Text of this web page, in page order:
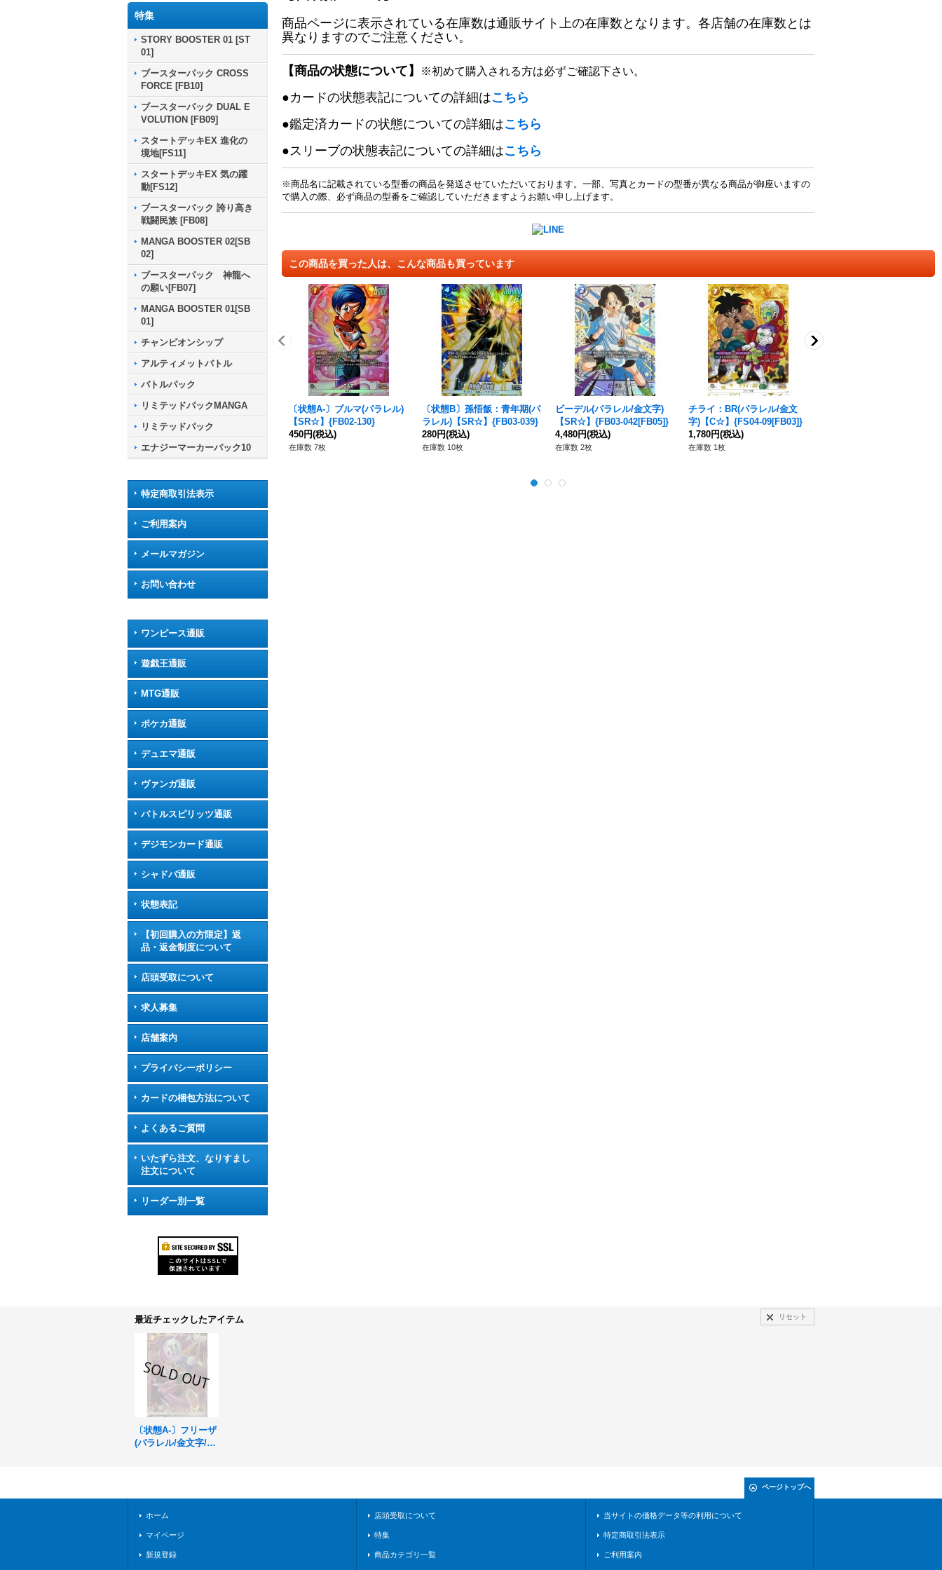
特集
STORY BOOSTER 01 [ST
01]
ブースターパック CROSS
FORCE [FB10]
ブースターパック DUAL E
VOLUTION [FB09]
スタートデッキEX 進化の
境地[FS11]
スタートデッキEX 気の躍
動[FS12]
ブースターパック 誇り高き
戦闘民族 [FB08]
MANGA BOOSTER 02[SB
02]
ブースターパック 神龍へ
の願い[FB07]
MANGA BOOSTER 01[SB
01]
チャンピオンシップ
アルティメットバトル
バトルパック
リミテッドパックMANGA
リミテッドパック
エナジーマーカーパック10
特定商取引法表示
ご利用案内
メールマガジン
お問い合わせ
ワンピース通販
遊戯王通販
MTG通販
ポケカ通販
デュエマ通販
ヴァンガ通販
バトルスピリッツ通販
デジモンカード通販
シャドバ通販
状態表記
【初回購入の方限定】返
品・返金制度について
店頭受取について
求人募集
店舗案内
プライバシーポリシー
カードの梱包方法について
よくあるご質問
いたずら注文、なりすまし
注文について
リーダー別一覧
商品ページに表示されている在庫数は通販サイト上の在庫数となります。各店舗の在庫数とは
異なりますのでご注意ください。
【商品の状態について】 ※初めて購入される方は必ずご確認下さい。
●カードの状態表記についての詳細はこちら
●鑑定済カードの状態についての詳細はこちら
●スリーブの状態表記についての詳細はこちら
※商品名に記載されている型番の商品を発送させていただいております。一部、写真とカードの型番が異なる商品が御座いますの
で購入の際、必ず商品の型番をご確認していただきますようお願い申し上げます。
この商品を買った人は、こんな商品も買っています
〔状態A-〕ブルマ(パラレル)
【SR☆】{FB02-130}
450円(税込)
在庫数 7枚
〔状態B〕孫悟飯：青年期(パ
ラレル)【SR☆】{FB03-039}
280円(税込)
在庫数 10枚
ビーデル(パラレル/金文字)
【SR☆】{FB03-042[FB05]}
4,480円(税込)
在庫数 2枚
チライ：BR(パラレル/金文
字)【C☆】{FS04-09[FB03]}
1,780円(税込)
在庫数 1枚
最近チェックしたアイテム リセット
〔状態A-〕フリーザ
(パラレル/金文字/フ
ページトップへ
ホーム
マイページ
新規登録
店頭受取について
特集
商品カテゴリ一覧
当サイトの価格データ等の利用について
特定商取引法表示
ご利用案内